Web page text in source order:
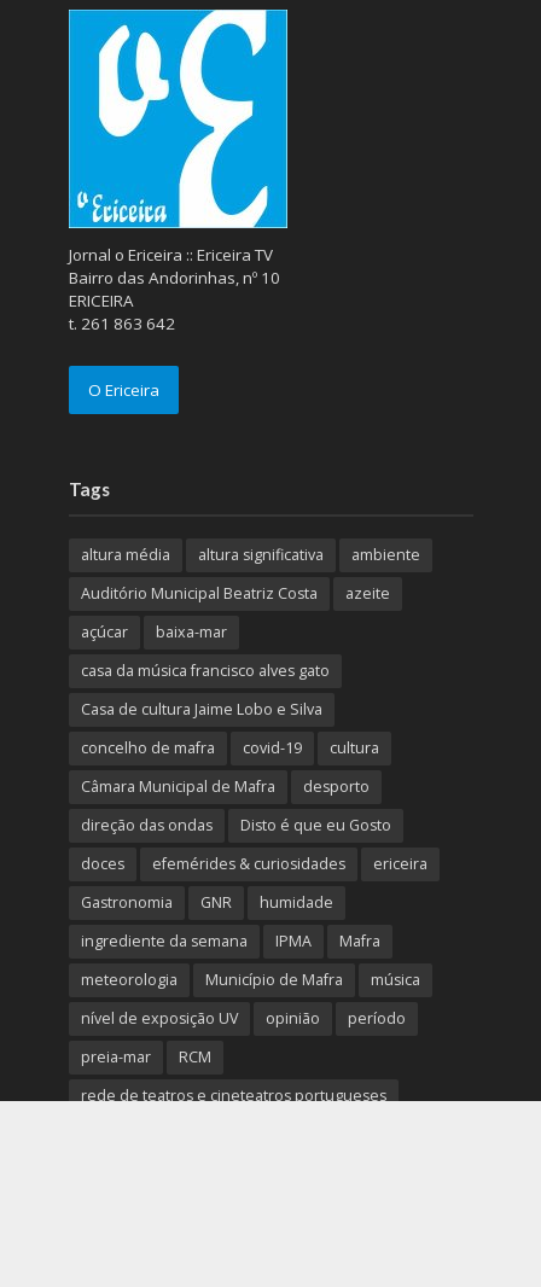
Jornal o Ericeira :: Ericeira TV
Bairro das Andorinhas, nº 10
ERICEIRA
t. 261 863 642
O Ericeira
Tags
altura média altura significativa
ambiente
Auditório Municipal Beatriz Costa
azeite
açúcar
baixa-mar
casa da música francisco alves gato
Casa de cultura Jaime Lobo e Silva
concelho de mafra
covid-19
cultura
Câmara Municipal de Mafra
desporto
direção das ondas
Disto é que eu Gosto
doces
efemérides & curiosidades
ericeira
Gastronomia
GNR
humidade
ingrediente da semana
IPMA
Mafra
meteorologia
Município de Mafra
música
nível de exposição UV
opinião
período
preia-mar
RCM
rede de teatros e cineteatros portugueses